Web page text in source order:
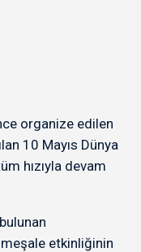
organize edilen
10 Mayıs Dünya
hızıyla devam
etkinliğinin